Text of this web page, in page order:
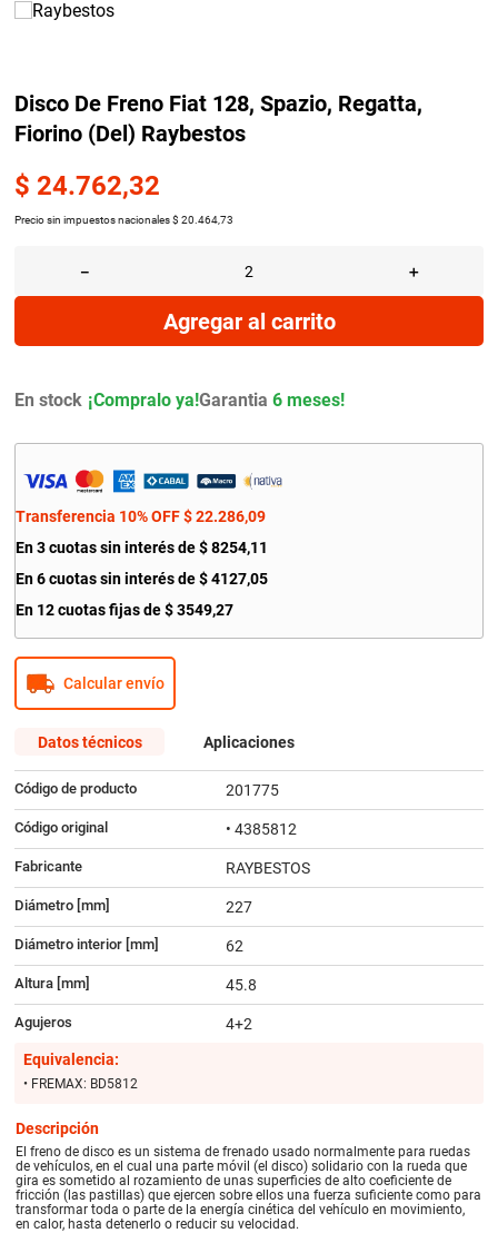
Disco De Freno Fiat 128, Spazio, Regatta,
Fiorino (Del) Raybestos
$ 24.762,32
Precio sin impuestos nacionales $ 20.464,73
＋
－
Agregar al carrito
En stock Garantia 6 meses!
Transferencia 10% OFF $ 22.286,09
En 3 cuotas sin interés de $ 8254,11
En 6 cuotas sin interés de$ 4127,05
En 12 cuotas fijas de $ 3549,27
Calcular envío
Datos técnicos Aplicaciones
Código de producto 201775
Código original • 4385812
Fabricante RAYBESTOS
Diámetro [mm] 227
Diámetro interior [mm] 62
Altura [mm] 45.8
Agujeros
4+2
Equivalencia:
• FREMAX: BD5812
Descripción
El freno de disco es un sistema de frenado usado normalmente para ruedas
de vehículos, en el cual una parte móvil (el disco) solidario con la rueda que
gira es sometido al rozamiento de unas superficies de alto coeficiente de
fricción (las pastillas) que ejercen sobre ellos una fuerza suficiente como para
transformar toda o parte de la energía cinética del vehículo en movimiento,
en calor, hasta detenerlo o reducir su velocidad.
.
amortiguador